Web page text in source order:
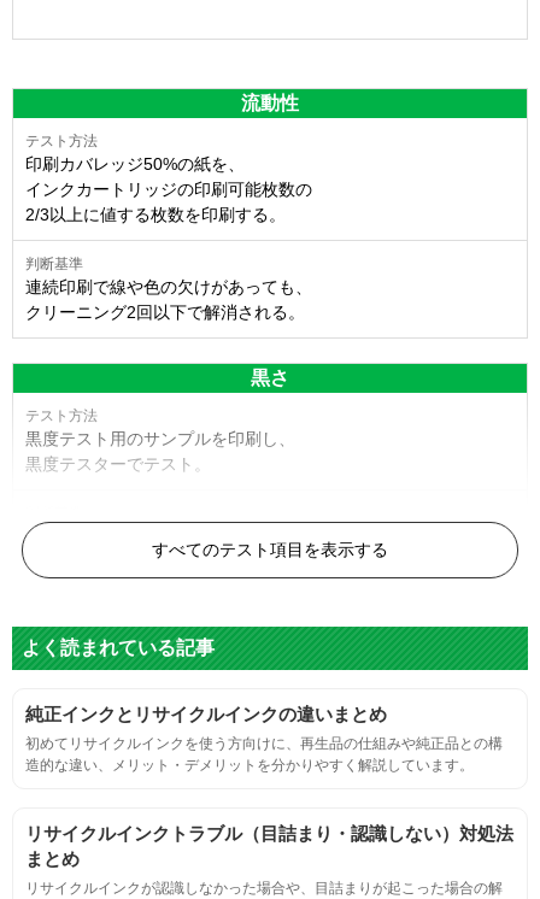
流動性
印刷カバレッジ50%の紙を、
インクカートリッジの印刷可能枚数の
2/3以上に値する枚数を印刷する。
連続印刷で線や色の欠けがあっても、
クリーニング2回以下で解消される。
黒さ
黒度テスト用のサンプルを印刷し、
黒度テスターでテスト。
黒度の技術基準に適合する。
標準カラーサンプルを印刷する。
鮮やか、リアル、彩度、シャープなど、
標準カラ―サンプルと比べて大きな違いがないこと。
におい
サンプルシートを印刷し、直接においを嗅ぐ。
すべてのテスト項目を表示する
よく読まれている記事
純正インクとリサイクルインクの違いまとめ
初めてリサイクルインクを使う方向けに、再生品の仕組みや純正品との構
造的な違い、メリット・デメリットを分かりやすく解説しています。
リサイクルインクトラブル（目詰まり・認識しない）対処法
まとめ
リサイクルインクが認識しなかった場合や、目詰まりが起こった場合の解